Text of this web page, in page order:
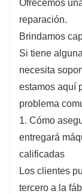
Ofrecemos
reparación.
Brindamos
Si tiene
necesita
estamos aquí
problema
1. Cómo
entregará
calificadas
Los clientes
tercero a la